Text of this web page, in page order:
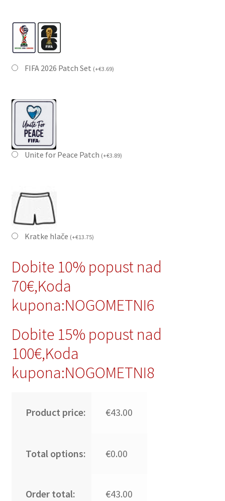
FIFA 2026 Patch Set (+€3.69)
Unite for Peace Patch (+€3.89)
Kratke hlače (+€13.75)
Dobite 10% popust nad
70€,Koda
kupona:NOGOMETNI6
Dobite 15% popust nad
100€,Koda
kupona:NOGOMETNI8
Product price: €43.00
Total options: €0.00
Order total: €43.00